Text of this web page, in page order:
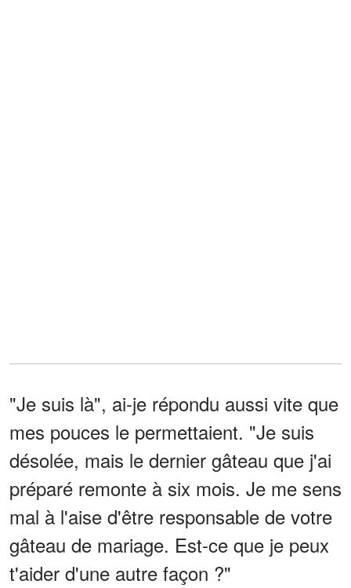
"Je suis là", ai-je répondu aussi vite que
mes pouces le permettaient. "Je suis
désolée, mais le dernier gâteau que j'ai
préparé remonte à six mois. Je me sens
mal à l'aise d'être responsable de votre
gâteau de mariage. Est-ce que je peux
t'aider d'une autre façon ?"